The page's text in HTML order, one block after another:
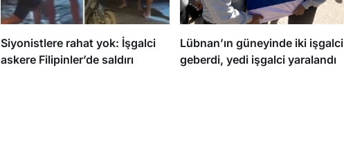
Siyonistlere rahat yok: İşgalci
askere Filipinler’de saldırı
Lübnan’ın güneyinde iki işgalci
geberdi, yedi işgalci yaralandı